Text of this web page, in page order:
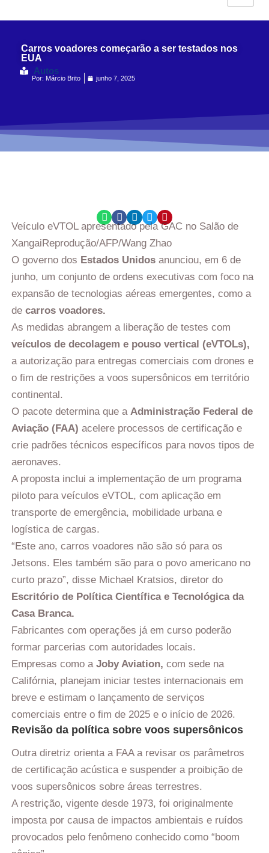
Carros voadores começarão a ser testados nos
EUA
Autos
Por: Márcio Brito junho 7, 2025
Veículo eVTOL apresentado pela GAC no Salão de
Xangai Reprodução/AFP/Wang Zhao
O governo dos Estados Unidos anunciou, em 6 de
junho, um conjunto de ordens executivas com foco na
expansão de tecnologias aéreas emergentes, como a
de carros voadores.
As medidas abrangem a liberação de testes com
veículos de decolagem e pouso vertical (eVTOLs),
a autorização para entregas comerciais com drones e
o fim de restrições a voos supersônicos em território
continental.
O pacote determina que a Administração Federal de
Aviação (FAA) acelere processos de certificação e
crie padrões técnicos específicos para novos tipos de
aeronaves.
A proposta inclui a implementação de um programa
piloto para veículos eVTOL, com aplicação em
transporte de emergência, mobilidade urbana e
logística de cargas.
“Este ano, carros voadores não são só para os
Jetsons. Eles também são para o povo americano no
curto prazo”, disse Michael Kratsios, diretor do
Escritório de Política Científica e Tecnológica da
Casa Branca.
Fabricantes com operações já em curso poderão
formar parcerias com autoridades locais.
Empresas como aJoby Aviation, com sede na
Califórnia, planejam iniciar testes internacionais em
breve e estimam o lançamento de serviços
comerciais entre o fim de 2025 e o início de 2026.
Revisão da política sobre voos supersônicos
Outra diretriz orienta a FAA a revisar os parâmetros
de certificação acústica e suspender a proibição de
voos supersônicos sobre áreas terrestres.
A restrição, vigente desde 1973, foi originalmente
imposta por causa de impactos ambientais e ruídos
provocados pelo fenômeno conhecido como “boom